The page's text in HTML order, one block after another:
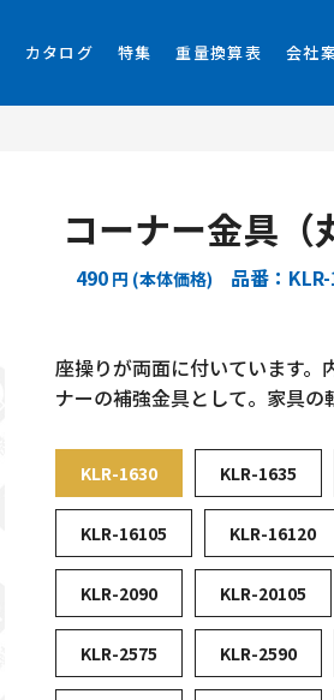
カタログ 特集 重量換算表 会社
コーナー金具（
490 円 (本体価格) 品番：
座操りが両面に付いています。
ナーの補強金具として。家具の
KLR-1630 KLR-1635
KLR-16105 KLR-16120
KLR-2090 KLR-20105
KLR-2575 KLR-2590